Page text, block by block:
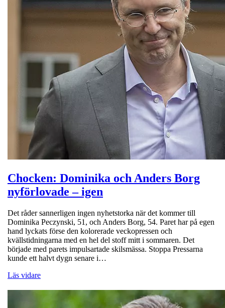
Chocken: Dominika och Anders Borg
nyförlovade – igen
Det råder sannerligen ingen nyhetstorka när det kommer till
Dominika Peczynski, 51, och Anders Borg, 54. Paret har på egen
hand lyckats förse den kolorerade veckopressen och
kvällstidningarna med en hel del stoff mitt i sommaren. Det
började med parets impulsartade skilsmässa. Stoppa Pressarna
kunde ett halvt dygn senare i…
Läs vidare